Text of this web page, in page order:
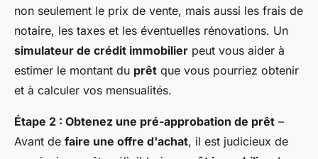
non seulement le prix de vente, mais aussi les frais de
notaire, les taxes et les éventuelles rénovations. Un
simulateur de crédit immobilier peut vous aider à
estimer le montant du prêt que vous pourriez obtenir
et à calculer vos mensualités.
Étape 2 : Obtenez une pré-approbation de prêt –
Avant de faire une offre d'achat, il est judicieux de